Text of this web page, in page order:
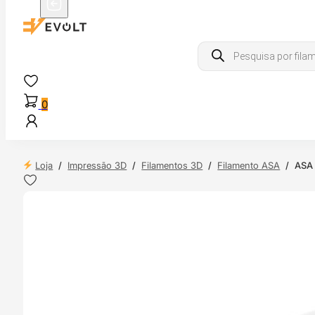
Products
search
0
Loja / Impressão 3D / Filamentos 3D / Filamento ASA /